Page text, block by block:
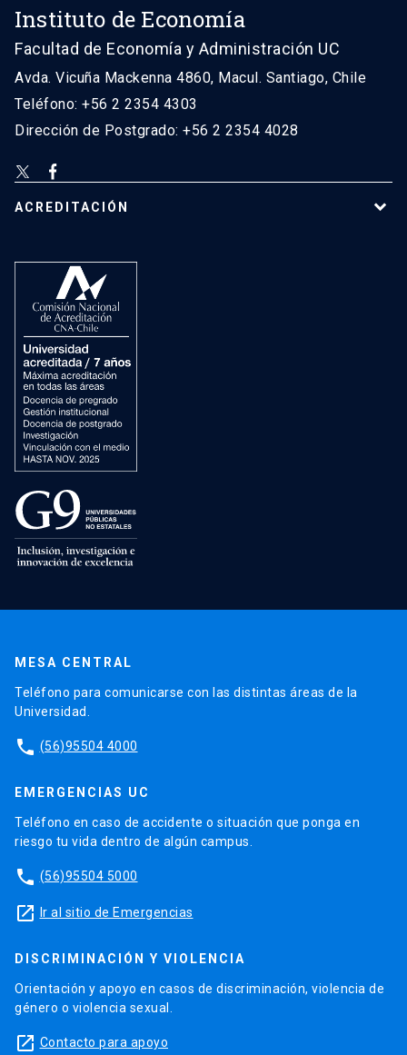
Instituto de Economía
Facultad de Economía y Administración UC
Avda. Vicuña Mackenna 4860, Macul. Santiago, Chile
Teléfono: +56 2 2354 4303
Dirección de Postgrado: +56 2 2354 4028
ACREDITACIÓN
MESA CENTRAL
Teléfono para comunicarse con las distintas áreas de la
Universidad.
phone (56)95504 4000
EMERGENCIAS UC
Teléfono en caso de accidente o situación que ponga en
riesgo tu vida dentro de algún campus.
phone (56)95504 5000
launch Ir al sitio de Emergencias
DISCRIMINACIÓN Y VIOLENCIA
Orientación y apoyo en casos de discriminación, violencia de
género o violencia sexual.
launch Contacto para apoyo